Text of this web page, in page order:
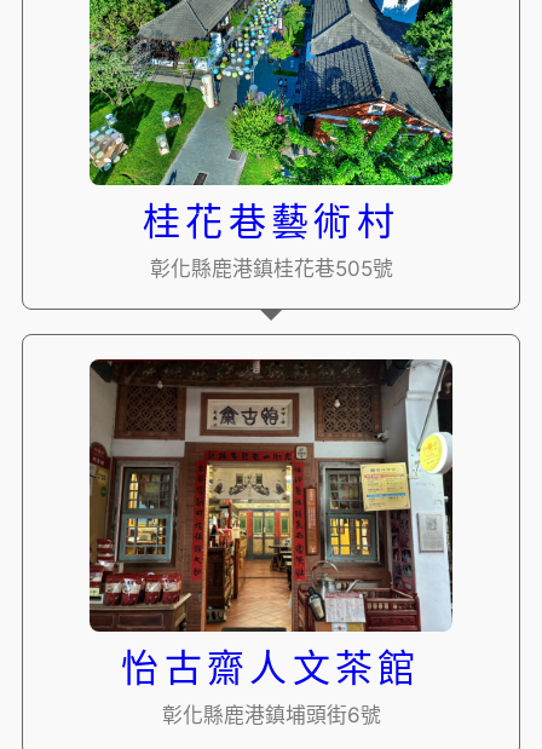
桂花巷藝術村
彰化縣鹿港鎮桂花巷505號
怡古齋人文茶館
彰化縣鹿港鎮埔頭街6號